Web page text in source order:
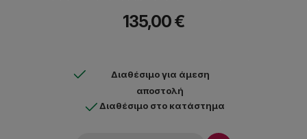
135,00 €
Διαθέσιμο για άμεση
αποστολή
Διαθέσιμο στο κατάστημα